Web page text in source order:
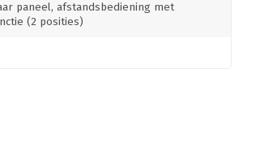
paneel, afstandsbediening met
(2 posities)